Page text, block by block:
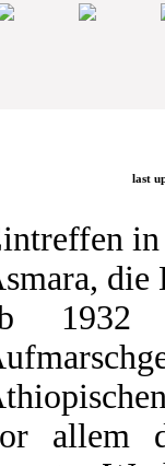
last
in
die
1932
allem